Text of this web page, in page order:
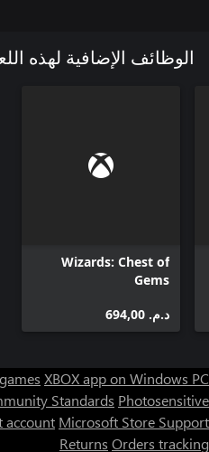
الوظائف الإضافية لهذه
Wizards: Chest of
Gems
د.م.‏ 694,00
XBOX app on Windows PC
Standards Photosensitive
account Microsoft Store Support
Returns Orders tracking